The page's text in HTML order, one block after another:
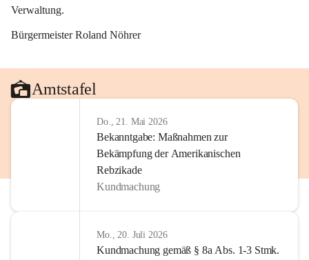
Verwaltung.
Bürgermeister Roland Nöhrer
Amtstafel
Do., 21. Mai 2026
Bekanntgabe: Maßnahmen zur
Bekämpfung der Amerikanischen
Rebzikade
Kundmachung
Mo., 20. Juli 2026
Kundmachung gemäß § 8a Abs. 1-3 Stmk.